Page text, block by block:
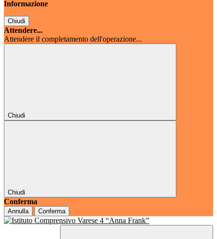
Informazione
Chiudi
Attendere...
Attendere il completamento dell'operazione...
Chiudi
Chiudi
Conferma
Annulla Conferma